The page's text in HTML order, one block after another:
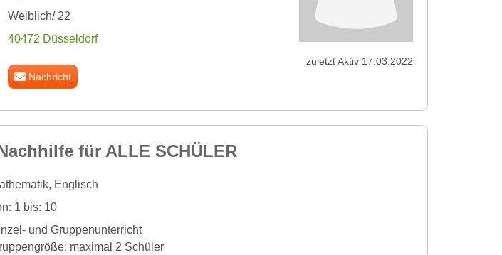
Weiblich/ 22
40472 Düsseldorf
Nachricht
zuletzt Aktiv 17.03.2022
für ALLE SCHÜLER
Englisch
1 bis: 10
und Gruppenunterricht
maximal 2 Schüler